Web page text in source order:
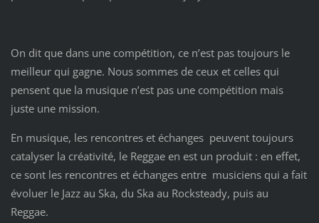
On dit que dans une compétition, ce n’est pas toujours le
meilleur qui gagne. Nous sommes de ceux et celles qui
pensent que la musique n’est pas une compétition mais
juste une mission.
En musique, les rencontres et échanges peuvent toujours
catalyser la créativité, le Reggae en est un produit : en effet,
ce sont les rencontres et échanges entre musiciens qui a fait
évoluer le Jazz au Ska, du Ska au Rocksteady, puis au
Reggae.